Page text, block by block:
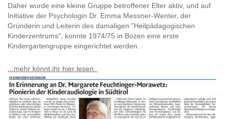
Daher wurde eine kleine Gruppe betroffener Elter aktiv, und auf
Initiative der Psychologin Dr. Emma Messner-Wenter, der
Gründerin und Leiterin des damaligen "Heilpädagogischen
Kinderzentrums", konnte 1974/75 in Bozen eine erste
Kindergartengruppe eingerichtet werden.
...mehr könnt ihr hier lesen.